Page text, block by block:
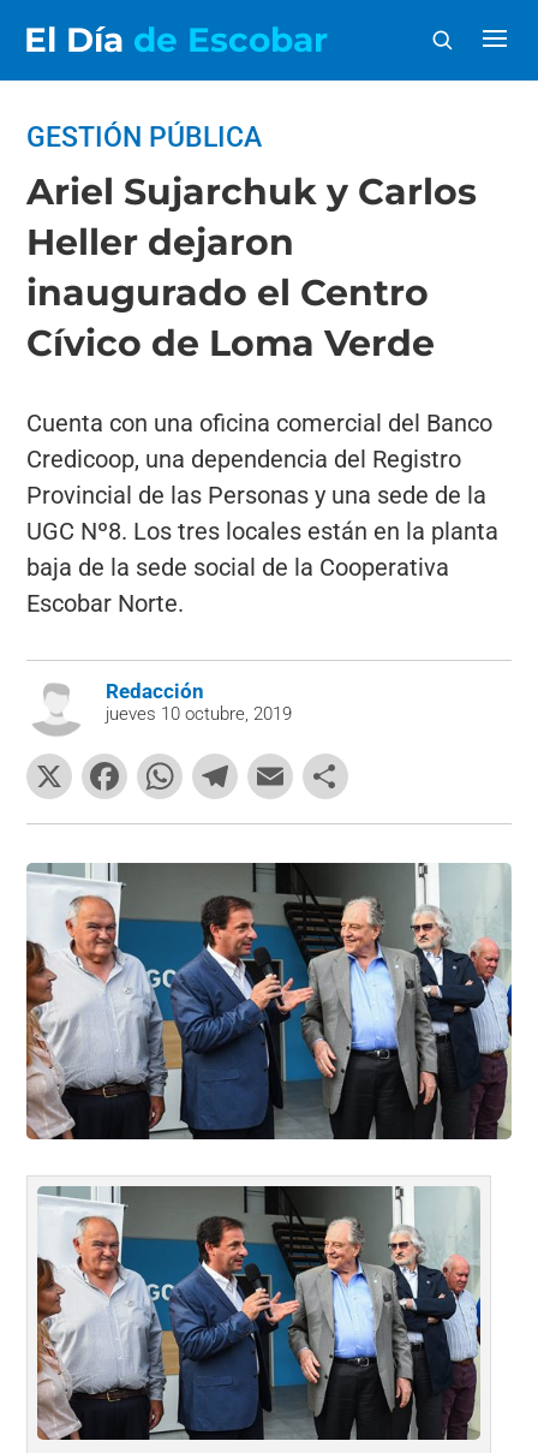
El Día de Escobar
GESTIÓN PÚBLICA
Ariel Sujarchuk y Carlos
Heller dejaron
inaugurado el Centro
Cívico de Loma Verde
Cuenta con una oficina comercial del Banco
Credicoop, una dependencia del Registro
Provincial de las Personas y una sede de la
UGC Nº8. Los tres locales están en la planta
baja de la sede social de la Cooperativa
Escobar Norte.
Redacción
jueves 10 octubre, 2019
X
F
a
c
b
o
o
k
W
h
at
s
A
p
p
T
el
e
gr
a
m
E
m
ai
l
o
m
p
ar
tir